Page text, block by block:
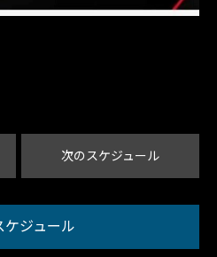
次のスケジュール
ケジュール